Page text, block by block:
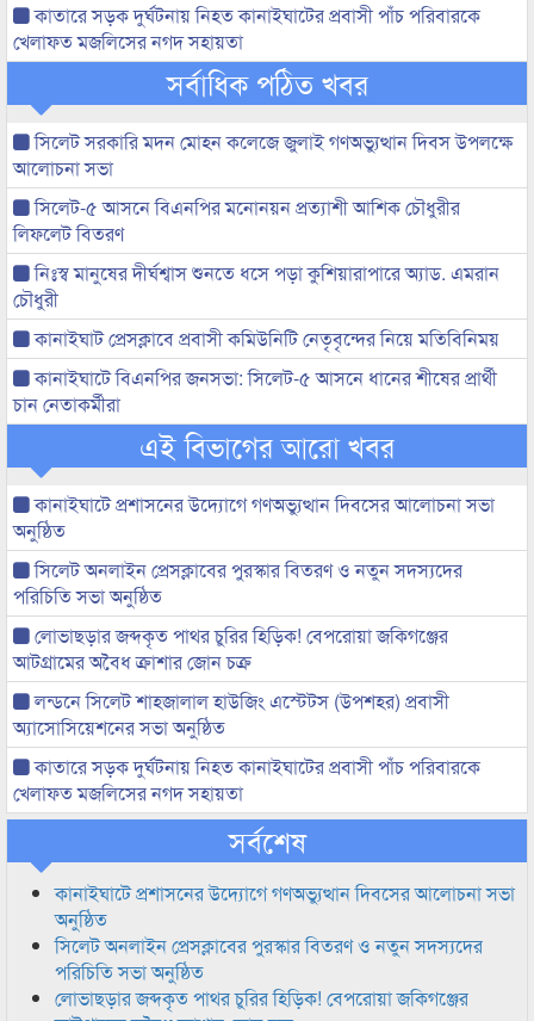
কাতারে সড়ক দুর্ঘটনায় নিহত কানাইঘাটের প্রবাসী পাঁচ পরিবারকে
খেলাফত মজলিসের নগদ সহায়তা
সর্বাধিক পঠিত খবর
সিলেট সরকারি মদন মোহন কলেজে জুলাই গণঅভ্যুত্থান দিবস উপলক্ষে
আলোচনা সভা
সিলেট-৫ আসনে বিএনপির মনোনয়ন প্রত্যাশী আশিক চৌধুরীর
লিফলেট বিতরণ
নিঃস্ব মানুষের দীর্ঘশ্বাস শুনতে ধসে পড়া কুশিয়ারাপারে অ্যাড. এমরান
চৌধুরী
কানাইঘাট প্রেসক্লাবে প্রবাসী কমিউনিটি নেতৃবৃন্দের নিয়ে মতিবিনিময়
কানাইঘাটে বিএনপির জনসভা: সিলেট-৫ আসনে ধানের শীষের প্রার্থী
চান নেতাকর্মীরা
এই বিভাগের আরো খবর
কানাইঘাটে প্রশাসনের উদ্যোগে গণঅভ্যুত্থান দিবসের আলোচনা সভা
অনুষ্ঠিত
সিলেট অনলাইন প্রেসক্লাবের পুরস্কার বিতরণ ও নতুন সদস্যদের
পরিচিতি সভা অনুষ্ঠিত
লোভাছড়ার জব্দকৃত পাথর চুরির হিড়িক! বেপরোয়া জকিগঞ্জের
আটগ্রামের অবৈধ ক্রাশার জোন চক্র
লন্ডনে সিলেট শাহজালাল হাউজিং এস্টেটস (উপশহর) প্রবাসী
অ্যাসোসিয়েশনের সভা অনুষ্ঠিত
কাতারে সড়ক দুর্ঘটনায় নিহত কানাইঘাটের প্রবাসী পাঁচ পরিবারকে
খেলাফত মজলিসের নগদ সহায়তা
সর্বশেষ
কানাইঘাটে প্রশাসনের উদ্যোগে গণঅভ্যুত্থান দিবসের আলোচনা সভা
অনুষ্ঠিত
সিলেট অনলাইন প্রেসক্লাবের পুরস্কার বিতরণ ও নতুন সদস্যদের
পরিচিতি সভা অনুষ্ঠিত
লোভাছড়ার জব্দকৃত পাথর চুরির হিড়িক! বেপরোয়া জকিগঞ্জের